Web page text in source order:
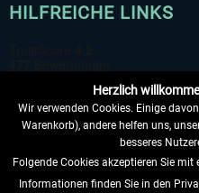
HILFREICHE LINKS
VERTRAG WIDERRUFEN
Herzlich
Wir verwenden Cookies. Einige
Warenkorb), andere helfen uns,
besseres
Folgende Cookies akzeptieren Sie
Informationen finden Sie in den